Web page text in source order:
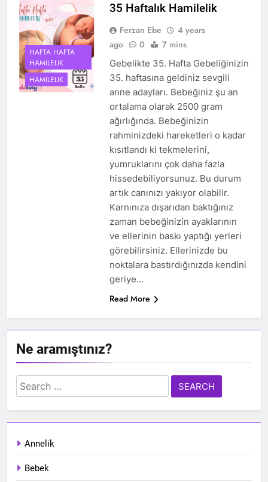
HAFTA HAFTA
HAMILELIK
HAMILELIK
35 Haftalık Hamilelik
Ferzan Ebe
4 years
ago
0 7 mins
Gebelikte 35. Hafta Gebeliğinizin
35. haftasına geldiniz sevgili
anne adayları. Bebeğiniz şu an
ortalama olarak 2500 gram
ağırlığında. Bebeğinizin
rahminizdeki hareketleri o kadar
kısıtlandı ki tekmelerini,
yumruklarını çok daha fazla
hissedebiliyorsunuz. Bu durum
artık canınızı yakıyor olabilir.
Karnınıza dışarıdan baktığınız
zaman bebeğinizin ayaklarının
ve ellerinin baskı yaptığı yerleri
görebilirsiniz. Ellerinizde bu
noktalara bastırdığınızda kendini
geriye…
Read More
Ne aramıştınız?
Search
for:
Annelik
Bebek